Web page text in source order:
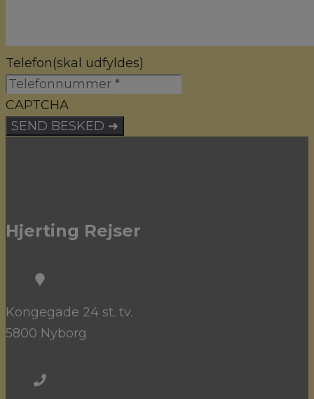
Telefon(skal udfyldes)
CAPTCHA
Hjerting Rejser
Kongegade 24 st. tv.
5800 Nyborg